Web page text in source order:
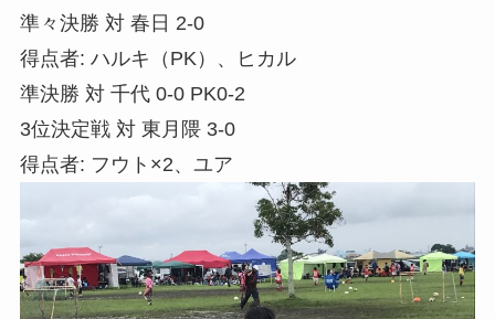
準々決勝 対 春日 2-0
得点者: ハルキ（PK）、ヒカル
準決勝 対 千代 0-0 PK0-2
3位決定戦 対 東月隈 3-0
得点者: フウト×2、ユア